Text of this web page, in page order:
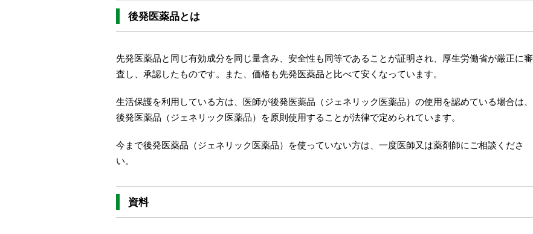
後発医薬品とは
先発医薬品と同じ有効成分を同じ量含み、安全性も同等であることが証明され、厚生労働省が厳正に審
査し、承認したものです。また、価格も先発医薬品と比べて安くなっています。
生活保護を利用している方は、医師が後発医薬品（ジェネリック医薬品）の使用を認めている場合は、
後発医薬品（ジェネリック医薬品）を原則使用することが法律で定められています。
今まで後発医薬品（ジェネリック医薬品）を使っていない方は、一度医師又は薬剤師にご相談くださ
い。
資料